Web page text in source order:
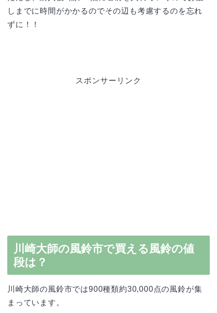
しまでに時間がかかるのでその辺も考慮するのを忘れ
ずに！！
スポンサーリンク
川崎大師の風鈴市で買える風鈴の値
段は？
川崎大師の風鈴市では900種類約30,000点の風鈴が集
まっています。